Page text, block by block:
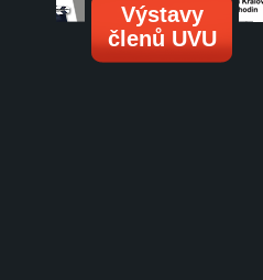
Výstavy
členů UVU